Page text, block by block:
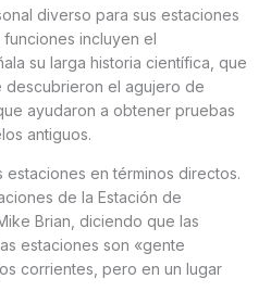
diverso para sus estaciones
incluyen el
su larga historia científica, que
el agujero de
ayudaron a obtener pruebas
antiguos.
estaciones en términos directos.
de la Estación de
Brian, diciendo que las
estaciones son «gente
corrientes, pero en un lugar